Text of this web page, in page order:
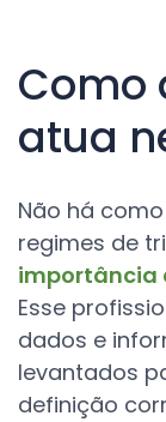
Como
atua
Não há
regimes de
importância
Esse
dados e
levantados
definição